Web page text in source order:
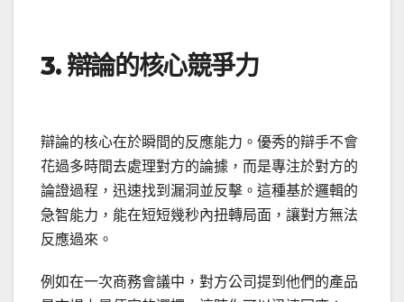
3. 辯論的核心競爭力
辯論的核心在於瞬間的反應能力。優秀的辯手不會
花過多時間去處理對方的論據，而是專注於對方的
論證過程，迅速找到漏洞並反擊。這種基於邏輯的
急智能力，能在短短幾秒內扭轉局面，讓對方無法
反應過來。
例如在一次商務會議中，對方公司提到他們的產品